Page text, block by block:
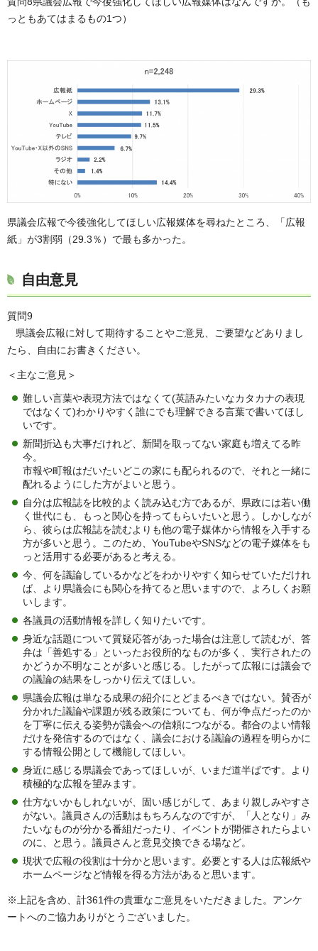
っともあてはまるもの1つ）
県議会広報で今後強化してほしい広報媒体を尋ねたところ、「広報
紙」が3割弱（29.3％）で最も多かった。
自由意見
質問9
県議会広報に対して期待することやご意見、ご要望などありまし
たら、自由にお書きください。
＜主なご意見＞
難しい言葉や表現方法ではなくて(英語みたいなカタカナの表現
ではなくて)わかりやすく誰にでも理解できる言葉で書いてほし
いです。
新聞折込も大事だけれど、新聞を取ってない家庭も増えてる昨
今。
市報や町報はだいたいどこの家にも配られるので、それと一緒に
配れるようにした方がよいと思う。
自分は広報誌を比較的よく読み込む方であるが、県政には若い働
く世代にも、もっと関心を持ってもらいたいと思う。しかしなが
ら、彼らは広報誌を読むよりも他の電子媒体から情報を入手する
方が多いと思う。このため、YouTubeやSNSなどの電子媒体をも
っと活用する必要があると考える。
今、何を議論しているかなどをわかりやすく知らせていただけれ
ば、より県議会にも関心を持てると思いますので、よろしくお願
いします。
各議員の活動情報を詳しく知りたいです。
身近な話題について質疑応答があった場合は注意して読むが、答
弁は「善処する」といったお役所的なものが多く、実行されたの
かどうか不明なことが多いと感じる。したがって広報には議会で
の議論の結果をしっかり伝えてほしい。
県議会広報は単なる成果の紹介にとどまるべきではない。賛否が
分かれた議論や課題が残る政策についても、何が争点だったのか
を丁寧に伝える姿勢が議会への信頼につながる。都合のよい情報
だけを発信するのではなく、議会における議論の過程を明らかに
する情報公開として機能してほしい。
身近に感じる県議会であってほしいが、いまだ道半ばです。より
積極的な広報を望みます。
仕方ないかもしれないが、固い感じがして、あまり親しみやすさ
がない。議員さんの活動はもちろんなのですが、「人となり」み
たいなものが分かる番組だったり、イベントが開催されたらよい
のに、と思う。議員さんと意見交換できる場など。
現状で広報の役割は十分かと思います。必要とする人は広報紙や
ホームページなど情報を得る方法があると思います。
※上記を含め、計361件の貴重なご意見をいただきました。アンケ
ートへのご協力ありがとうございました。